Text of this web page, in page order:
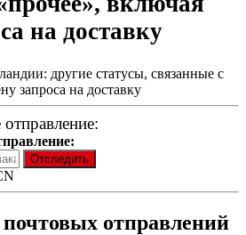
на доставку
другие статусы, связанные с
запроса на доставку
отправлений